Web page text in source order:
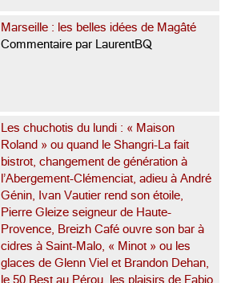
Marseille : les belles idées de Magâté
Commentaire par LaurentBQ
Les chuchotis du lundi : « Maison
Roland » ou quand le Shangri-La fait
bistrot, changement de génération à
l’Abergement-Clémenciat, adieu à André
Génin, Ivan Vautier rend son étoile,
Pierre Gleize seigneur de Haute-
Provence, Breizh Café ouvre son bar à
cidres à Saint-Malo, « Minot » ou les
glaces de Glenn Viel et Brandon Dehan,
le 50 Best au Pérou, les plaisirs de Fabio